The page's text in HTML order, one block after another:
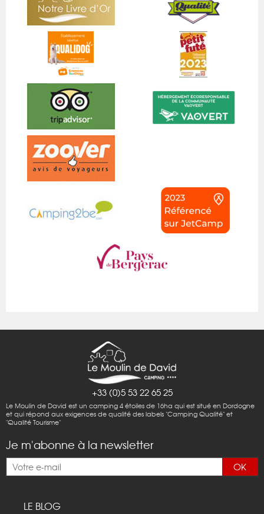
+33 (0)5 53 22 65 25
Le Moulin de David est un camping 4 étoiles de 16ha qui est situé en Dordogne
et qui répond aux exigences de qualité des labels "Camping Qualité" et
"Qualité Tourisme"
Je m'abonne à la newsletter
OK
LE BLOG